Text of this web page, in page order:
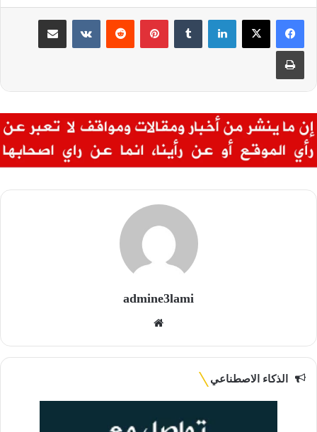
لينكدإن بينتيريست مشاركة عبر البريد
طباعة
admine3lami
الذكاء الاصطناعي